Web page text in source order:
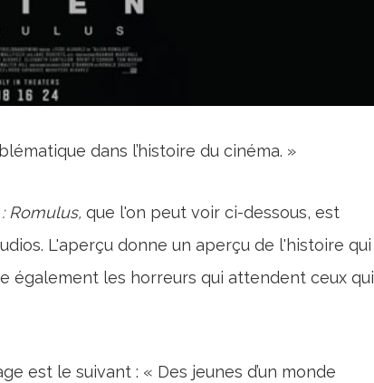
dans l’histoire du cinéma. »
Romulus, que l'on peut voir ci-dessous, est
L'aperçu donne un aperçu de l'histoire qui
également les horreurs qui attendent ceux qui
est le suivant : « Des jeunes d’un monde